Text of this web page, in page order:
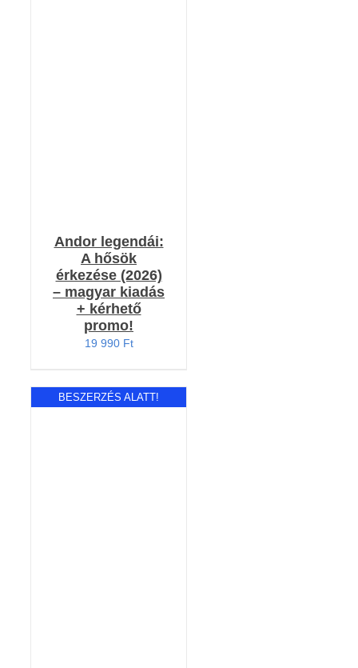
Andor legendái:
A hősök
érkezése (2026)
– magyar kiadás
+ kérhető
promo!
19 990 Ft
BESZERZÉS ALATT!